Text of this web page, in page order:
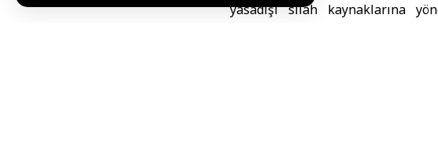
yasadışı silah kaynaklarına